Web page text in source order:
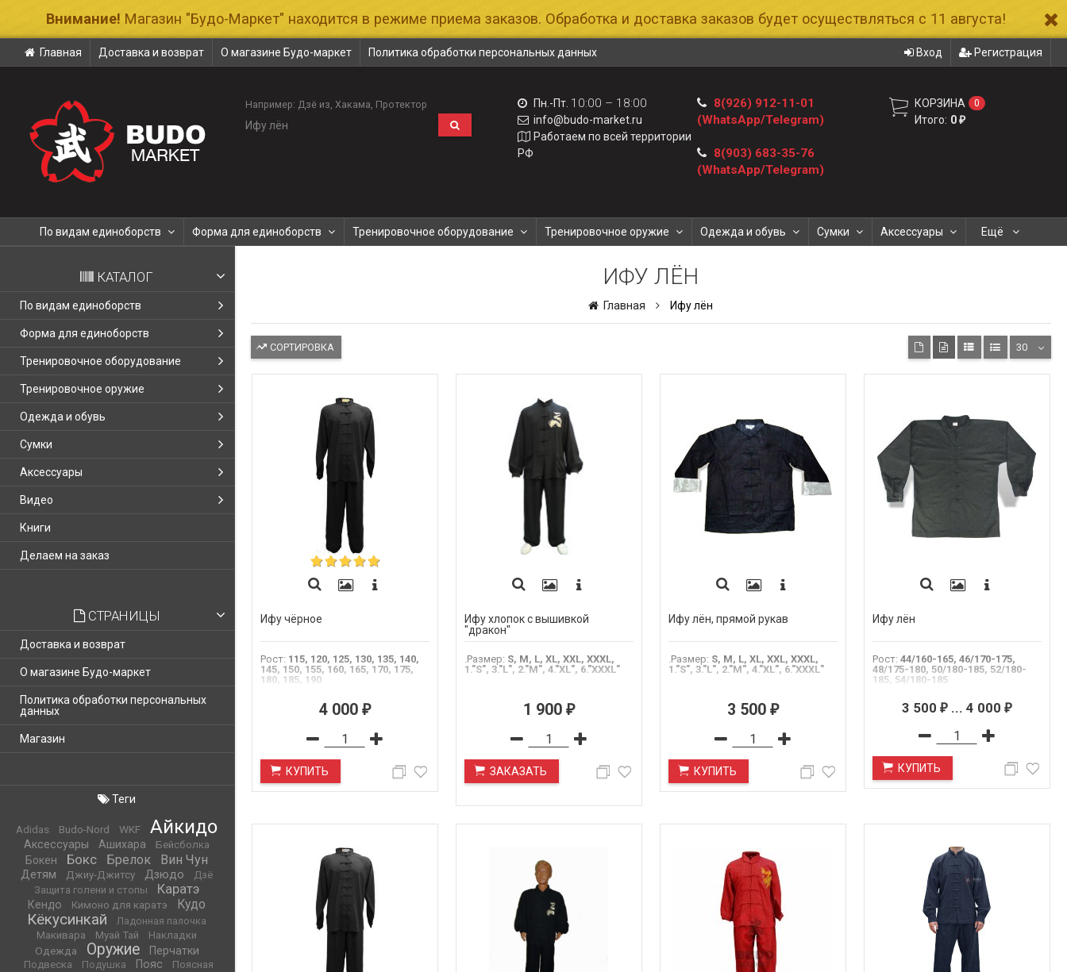
Внимание! Магазин "Будо-Маркет" находится в режиме приема заказов. Обработка и доставка заказов будет осуществляться с 11 августа!
Главная Доставка и возврат О магазине Будо-маркет Политика обработки персональных данных Вход Регистрация
Например: Дзё из Хакама Протектор Пн.-Пт. 10:00 – 18:00
info@budo-market.ru
Работаем по всей территории
РФ
8(926) 912-11-01
(WhatsApp/Telegram)
8(903) 683-35-76
(WhatsApp/Telegram)
КОРЗИНА 0
Итого: 0₽
По видам единоборств Форма для единоборств Тренировочное оборудование Тренировочное оружие Одежда и обувь Сумки Аксессуары Ещё
КАТАЛОГ
По видам единоборств
Форма для единоборств
Тренировочное оборудование
Тренировочное оружие
Одежда и обувь
Сумки
Аксессуары
Видео
Книги
Делаем на заказ
СТРАНИЦЫ
Доставка и возврат
О магазине Будо-маркет
Политика обработки персональных
данных
Магазин
Теги
Adidas Budo-Nord WKF Айкидо
Аксессуары Ашихара Бейсболка
Бокен Бокс Брелок Вин Чун
Детям Джиу-Джитсу Дзюдо
Дзё
Защита голени и стопы
Каратэ
Кендо Кимоно для каратэ Кудо
Кёкусинкай
Ладонная палочка
Макивара
Муай Тай Накладки
Одежда Оружие Перчатки
Подвеска Подушка Пояс
Поясная
ИФУ ЛЁН
Главная Ифу лён
СОРТИРОВКА 30
Ифу чёрное
Рост: 115, 120, 125, 130, 135, 140,
145, 150, 155, 160, 165, 170, 175,
180, 185, 190
4 000 ₽
КУПИТЬ
Ифу хлопок с вышивкой
"дракон"
.Размер: S, M, L, XL, XXL, XXXL,
1."S", 3."L", 2."M", 4."XL", 6."XXXL"
1 900 ₽
ЗАКАЗАТЬ
Ифу лён, прямой рукав
.Размер: S, M, L, XL, XXL, XXXL,
1."S", 3."L", 2."M", 4."XL", 6."XXXL"
3 500 ₽
КУПИТЬ
Ифу лён
Рост: 44/160-165, 46/170-175,
48/175-180, 50/180-185, 52/180-
185, 54/180-185
3 500 ₽... 4 000 ₽
КУПИТЬ